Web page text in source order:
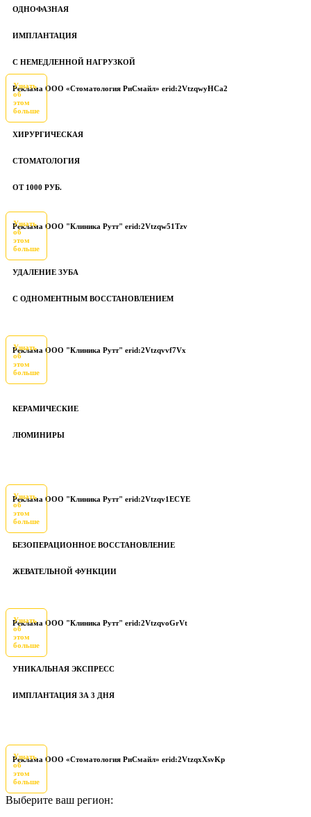
ОДНОФАЗНАЯ
ИМПЛАНТАЦИЯ
С НЕМЕДЛЕННОЙ НАГРУЗКОЙ
Реклама ООО «Стоматология РиСмайл» erid:2VtzqwyHCa2
Узнать
об
этом
больше
ХИРУРГИЧЕСКАЯ
СТОМАТОЛОГИЯ
ОТ 1000 РУБ.
Реклама ООО "Клиника Рутт" erid:2Vtzqw51Tzv
Узнать
об
этом
больше
УДАЛЕНИЕ ЗУБА
С ОДНОМЕНТНЫМ ВОССТАНОВЛЕНИЕМ
Реклама ООО "Клиника Рутт" erid:2Vtzqvvf7Vx
Узнать
об
этом
больше
КЕРАМИЧЕСКИЕ
ЛЮМИНИРЫ
Реклама ООО "Клиника Рутт" erid:2Vtzqv1ECYE
Узнать
об
этом
больше
БЕЗОПЕРАЦИОННОЕ ВОССТАНОВЛЕНИЕ
ЖЕВАТЕЛЬНОЙ ФУНКЦИИ
Реклама ООО "Клиника Рутт" erid:2VtzqvoGrVt
Узнать
об
этом
больше
УНИКАЛЬНАЯ ЭКСПРЕСС
ИМПЛАНТАЦИЯ ЗА 3 ДНЯ
Реклама ООО «Стоматология РиСмайл» erid:2VtzqxXsvKp
Узнать
об
этом
больше
Выберите ваш регион: